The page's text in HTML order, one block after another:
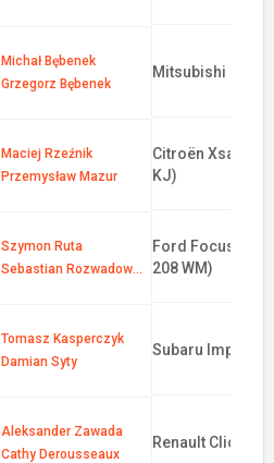
Michał Bębenek
Grzegorz Bębenek
Mitsubishi
Maciej Rzeźnik
Przemysław Mazur
Citroën Xsara
KJ)
Szymon Ruta
Sebastian Rozwadowski
Ford Focus RS
208 WM)
Tomasz Kasperczyk
Damian Syty
Subaru Impreza
Aleksander Zawada
Cathy Derousseaux
Renault Clio R3